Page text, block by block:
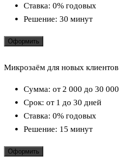
Ставка: 0% годовых
Решение: 30 минут
Оформить
Микрозаём для новых клиентов
Сумма: от 2 000 до 30 000
Срок: от 1 до 30 дней
Ставка: 0% годовых
Решение: 15 минут
Оформить